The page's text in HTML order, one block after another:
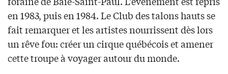
en 1983, puis en 1984. Le Club des talons hauts se
fait remarquer et les artistes nourrissent dès lors
un rêve fou: créer un cirque québécois et amener
cette troupe à voyager autour du monde.